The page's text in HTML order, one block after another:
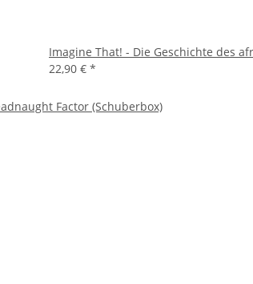
Imagine That! - Die Geschichte des
22,90 € *